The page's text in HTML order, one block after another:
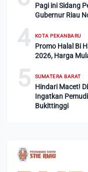
Pagi ini Sidang
Gubernur Riau
4 KOTA PEKANBARU
Promo Halal Bi
2026, Harga
5 SUMATERA BARAT
Hindari Macet!
Ingatkan
Bukittinggi